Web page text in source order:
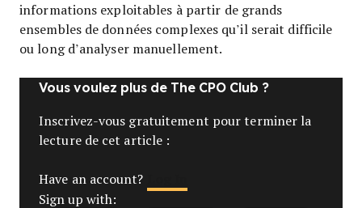
informations exploitables à partir de grands
ensembles de données complexes qu’il serait difficile
ou long d’analyser manuellement.
Vous voulez plus de The CPO Club ?
Inscrivez-vous gratuitement pour terminer la
lecture de cet article :
Have an account?
Sign up with: